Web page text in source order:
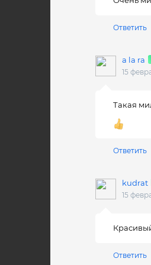
Ответить
a la ra
15
Такая
Ответить
kudrat
15
Ответить